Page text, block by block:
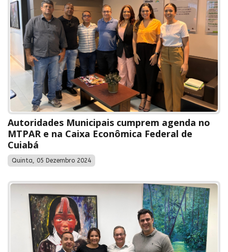
Autoridades Municipais cumprem agenda no
MTPAR e na Caixa Econômica Federal de
Cuiabá
Quinta, 05 Dezembro 2024